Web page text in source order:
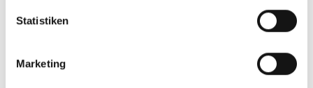
Statistiken
Marketing